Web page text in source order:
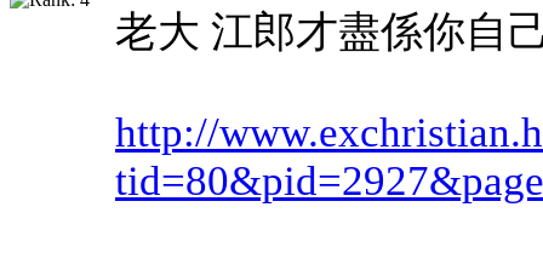
老大 江郎才盡係你自
http://